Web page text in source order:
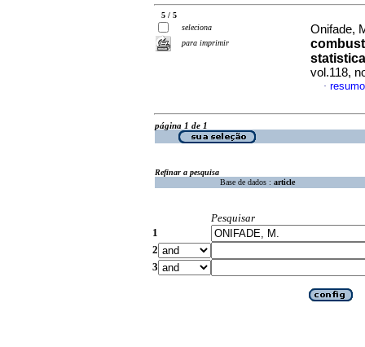
5 / 5
seleciona
para imprimir
Onifade,
vol.118,
·
página 1 de 1
Refinar a pesquisa
Base de dados : article
Pesquisar
1
2
3